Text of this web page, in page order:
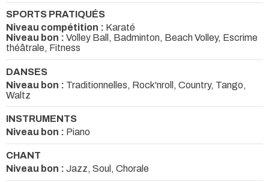
SPORTS PRATIQUÉS
Niveau compétition : Karaté
Niveau bon : Volley Ball, Badminton, Beach Volley, Escrime
théâtrale, Fitness
DANSES
Niveau bon : Traditionnelles, Rock'nroll, Country, Tango,
Waltz
INSTRUMENTS
Niveau bon : Piano
CHANT
Niveau bon : Jazz, Soul, Chorale